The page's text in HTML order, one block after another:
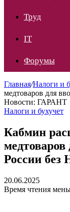
Труд
IT
Форумы
Главная/Налоги и
медтоваров для
Новости: ГАРАНТ
Налоги и бухучет
Кабмин
медтоваров
России
20.06.2025
Время чтения